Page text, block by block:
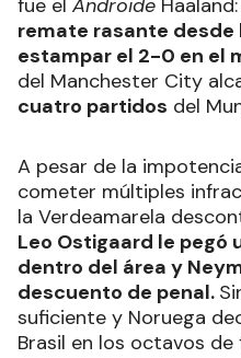
fue el Androide Haaland:
remate rasante
estampar el 2-0 en el
del Manchester City
cuatro partidos del
A pesar de la
cometer múltiples
la Verdeamarela
Leo Ostigaard le pegó
dentro del área y
descuento de penal.
suficiente y Noruega
Brasil en los octavos de